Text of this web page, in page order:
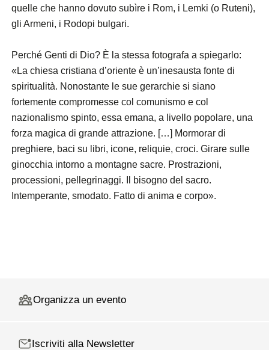
quelle che hanno dovuto subìre i Rom, i Lemki (o Ruteni),
gli Armeni, i Rodopi bulgari.
Perché Genti di Dio? È la stessa fotografa a spiegarlo:
«La chiesa cristiana d’oriente è un’inesausta fonte di
spiritualità. Nonostante le sue gerarchie si siano
fortemente compromesse col comunismo e col
nazionalismo spinto, essa emana, a livello popolare, una
forza magica di grande attrazione. […] Mormorar di
preghiere, baci su libri, icone, reliquie, croci. Girare sulle
ginocchia intorno a montagne sacre. Prostrazioni,
processioni, pellegrinaggi. Il bisogno del sacro.
Intemperante, smodato. Fatto di anima e corpo».
Organizza un evento
Iscriviti alla Newsletter